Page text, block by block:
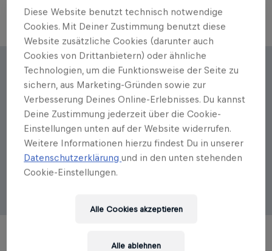
Autorenportrait
Tim Thoelke
Tim Thoelke, geboren 1972, ist seit 2011
Stadionsprecher bei RB Leipzig. Neben seiner
Moderatorentätigkeit arbeitet er seit vielen Jahren als
Kolumnist für verschiedene Print- und Onlinemedien.
Diese Website benutzt technisch notwendige
Cookies. Mit Deiner Zustimmung benutzt diese
Website zusätzliche Cookies (darunter auch
Cookies von Drittanbietern) oder ähnliche
Technologien, um die Funktionsweise der Seite zu
sichern, aus Marketing-Gründen sowie zur
Verbesserung Deines Online-Erlebnisses. Du kannst
Deine Zustimmung jederzeit über die Cookie-
Einstellungen unten auf der Website widerrufen.
Weitere Informationen hierzu findest Du in unserer
Datenschutzerklärungund in den unten stehenden
Cookie-Einstellungen.
Alle ablehnen
Alle Cookies akzeptieren